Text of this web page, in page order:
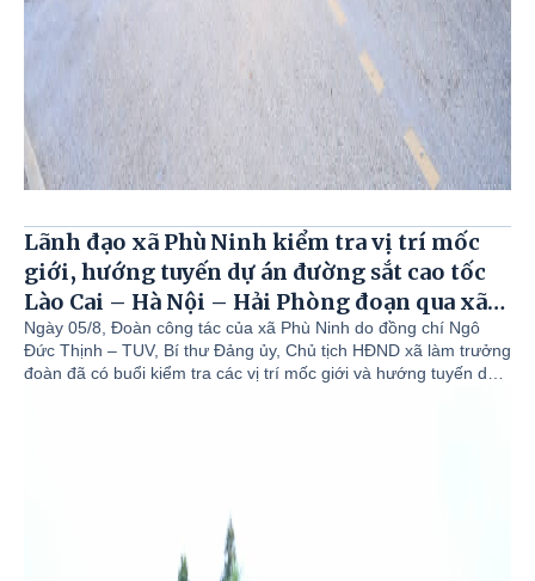
Lãnh đạo xã Phù Ninh kiểm tra vị trí mốc
giới, hướng tuyến dự án đường sắt cao tốc
Lào Cai – Hà Nội – Hải Phòng đoạn qua xã
Phù Ninh.
Ngày 05/8, Đoàn công tác của xã Phù Ninh do đồng chí Ngô
Đức Thịnh – TUV, Bí thư Đảng ủy, Chủ tịch HĐND xã làm trưởng
đoàn đã có buổi kiểm tra các vị trí mốc giới và hướng tuyến dự